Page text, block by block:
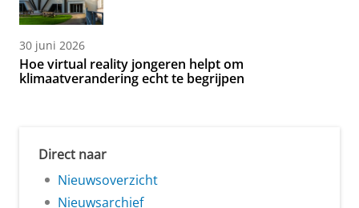
30 juni 2026
Hoe virtual reality jongeren helpt om
klimaatverandering echt te begrijpen
Direct naar
Nieuwsoverzicht
Nieuwsarchief